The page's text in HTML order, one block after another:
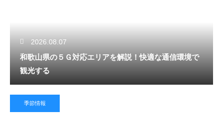
2026.08.07
和歌山県の５Ｇ対応エリアを解説！快適な通信環境で
観光する
季節情報